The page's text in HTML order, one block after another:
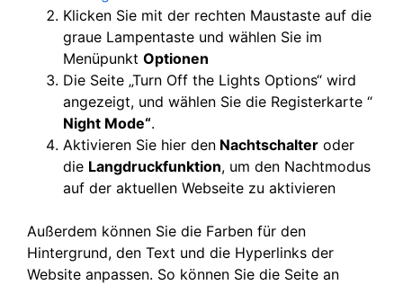
Klicken Sie mit der rechten Maustaste auf die
graue Lampentaste und wählen Sie im
Menüpunkt Optionen
Die Seite „Turn Off the Lights Options“ wird
angezeigt, und wählen Sie die Registerkarte “
Night Mode“.
Aktivieren Sie hier den Nachtschalter oder
die Langdruckfunktion, um den Nachtmodus
auf der aktuellen Webseite zu aktivieren
Außerdem können Sie die Farben für den
Hintergrund, den Text und die Hyperlinks der
Website anpassen. So können Sie die Seite an